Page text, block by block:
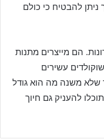
להבטיח כי כולם
הם מייצרים מתנות
עשירים
שלא משנה מה הוא גודל
להעניק גם חיוך